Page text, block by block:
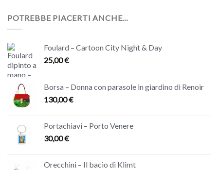
POTREBBE PIACERTI ANCHE…
Foulard – Cartoon City Night & Day
25,00€
Borsa – Donna con parasole in giardino di Renoir
130,00€
Portachiavi – Porto Venere
30,00€
Orecchini – Il bacio di Klimt